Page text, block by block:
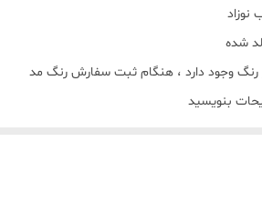
شده
رنگ وجود دارد ، هنگام ثبت سفارش رنگ مد
بنویسید